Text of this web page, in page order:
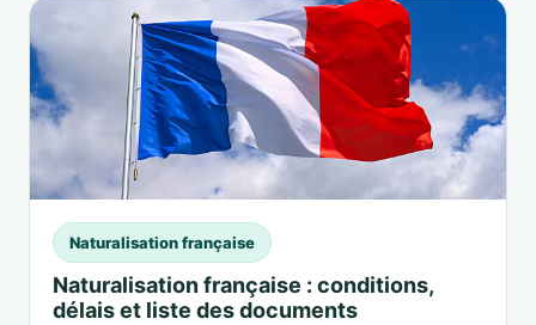
Naturalisation française
Naturalisation française : conditions,
délais et liste des documents